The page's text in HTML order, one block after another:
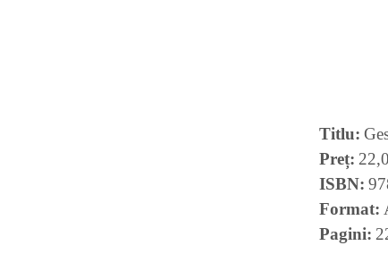
Titlu
Preț
ISBN
Format
Pagini